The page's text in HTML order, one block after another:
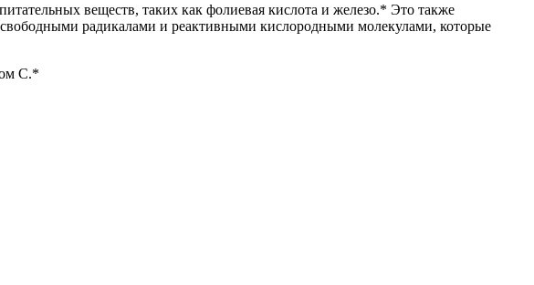
веществ, таких как фолиевая кислота и железо.* Это также
радикалами и реактивными кислородными молекулами, которые
С.*